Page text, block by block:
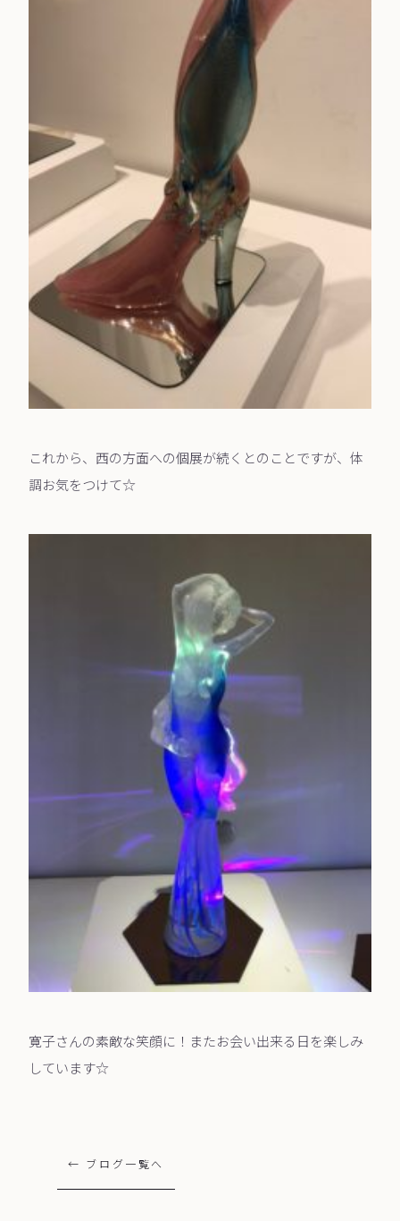
これから、西の方面への個展が続くとのことですが、体
調お気をつけて☆
寛子さんの素敵な笑顔に！またお会い出来る日を楽しみ
しています☆
← ブログ一覧へ